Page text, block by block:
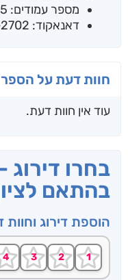
מספר עמודים: 215
דאנאקוד: 1272-2702
חוות דעת על הספר
עוד אין חוות דעת.
בחרו דירוג
בהתאם
הוספת דירוג